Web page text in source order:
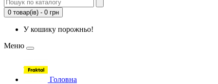
0 товар(ів) - 0 грн
У кошику порожньо!
Меню
Головна